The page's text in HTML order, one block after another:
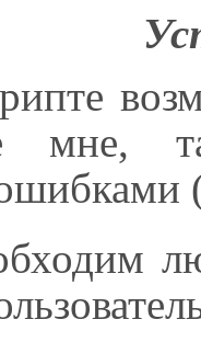
мне,